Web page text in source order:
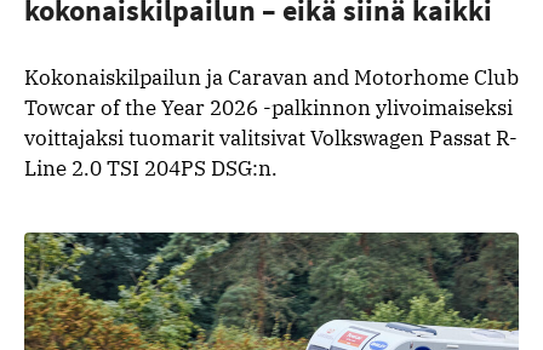
kokonaiskilpailun – eikä siinä kaikki
Kokonaiskilpailun ja Caravan and Motorhome Club
Towcar of the Year 2026 -palkinnon ylivoimaiseksi
voittajaksi tuomarit valitsivat Volkswagen Passat R-
Line 2.0 TSI 204PS DSG:n.